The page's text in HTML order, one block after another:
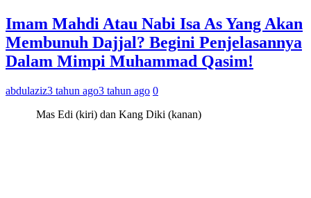
Imam Mahdi Atau Nabi Isa As Yang Akan
Membunuh Dajjal? Begini Penjelasannya
Dalam Mimpi Muhammad Qasim!
abdulaziz3 tahun ago3 tahun ago 0
Mas Edi (kiri) dan Kang Diki (kanan)